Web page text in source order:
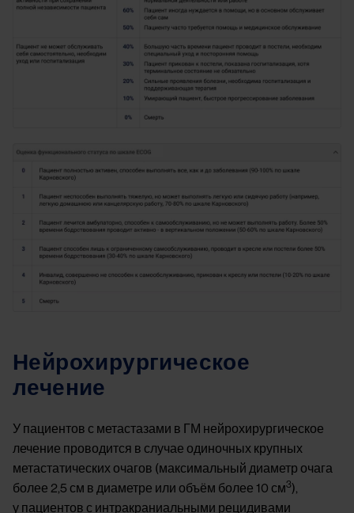
Image
Нейрохирургическое
лечение
У пациентов с метастазами в ГМ нейрохирургическое
лечение проводится в случае одиночных крупных
метастатических очагов (максимальный диаметр очага
более 2,5 см в диаметре или объём более 10 см3),
у пациентов с интракраниальными рецидивами